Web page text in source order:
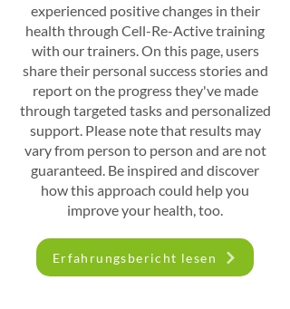
experienced positive changes in their
health through Cell-Re-Active training
with our trainers. On this page, users
share their personal success stories and
report on the progress they've made
through targeted tasks and personalized
support. Please note that results may
vary from person to person and are not
guaranteed. Be inspired and discover
how this approach could help you
improve your health, too.
Erfahrungsbericht lesen